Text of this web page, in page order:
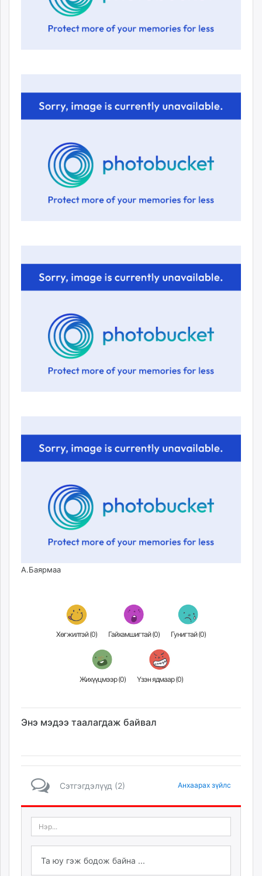
А.Баярмаа
Хөгжилтэй (0) Гайхамшигтай (0) Гунигтай (0)
Жихүүцмээр (0) Үзэн ядмаар (0)
Энэ мэдээ таалагдаж байвал
Сэтгэгдэлүүд (2) Анхаарах зүйлс